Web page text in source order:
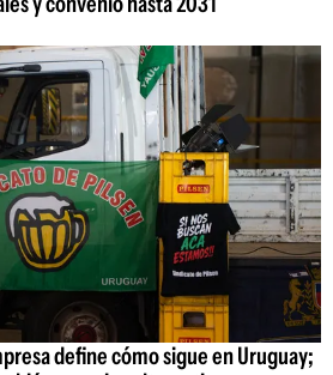
define cómo sigue en Uruguay;